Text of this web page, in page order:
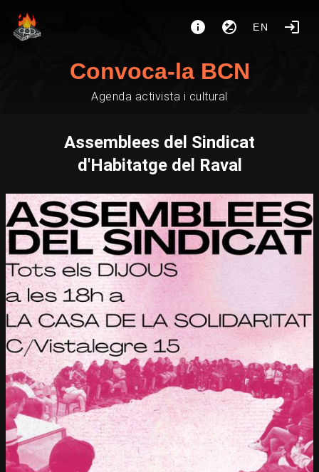
EN
Convoca-la BCN
Agenda activista i cultural
Assemblees del Sindicat
d'Habitatge del Raval